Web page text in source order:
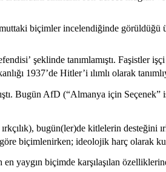
biçimler incelendiğinde görüldüğü
şeklinde tanımlamıştı. Faşistler
1937’de Hitler’i ılımlı olarak
Bugün AfD (“Almanya için
bugün(ler)de kitlelerin
biçimlenirken; ideolojik harç olarak
yaygın biçimde karşılaşılan